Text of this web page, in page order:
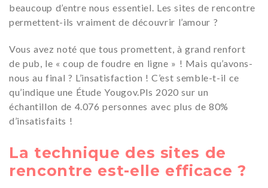
beaucoup d’entre nous essentiel. Les sites de rencontre
permettent-ils vraiment de découvrir l’amour ?
Vous avez noté que tous promettent, à grand renfort
de pub, le « coup de foudre en ligne » ! Mais qu’avons-
nous au final ? L’insatisfaction ! C’est semble-t-il ce
qu’indique une Étude Yougov.Pls 2020 sur un
échantillon de 4.076 personnes avec plus de 80%
d’insatisfaits !
La technique des sites de
rencontre est-elle efficace ?